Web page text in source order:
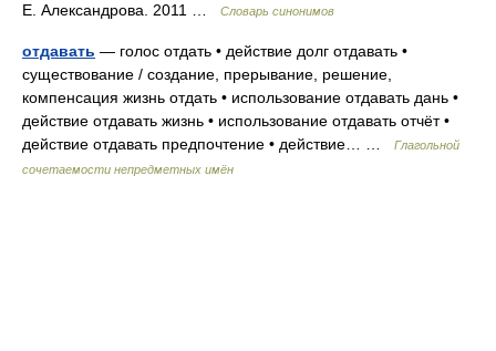
Е. Александрова. 2011 …
Словарь синонимов
отдавать — голос отдать • действие долг отдавать •
существование / создание, прерывание, решение,
компенсация жизнь отдать • использование отдавать дань •
действие отдавать жизнь • использование отдавать отчёт •
действие отдавать предпочтение • действие… …
Глагольной
сочетаемости непредметных имён